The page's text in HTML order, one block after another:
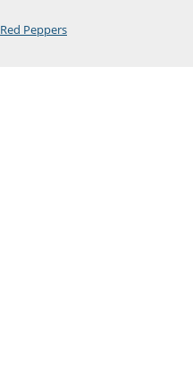
Red Peppers